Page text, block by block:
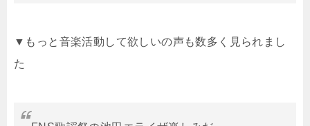
▼もっと音楽活動して欲しいの声も数多く見られまし
た